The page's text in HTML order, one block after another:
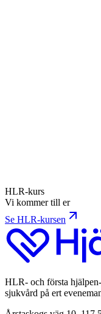
HLR-kurs
Vi kommer till er
Se HLR-kursen
HLR- och första
sjukvård på ert